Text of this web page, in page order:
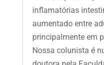
inflamatórias
aumentado entre
principalmente em
Nossa colunista é